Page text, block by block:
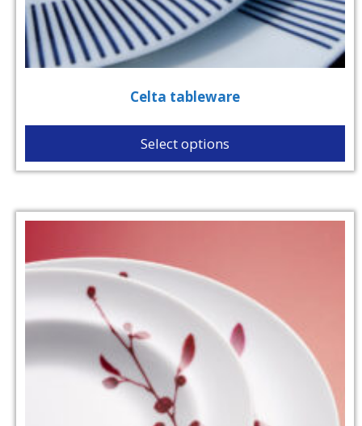
Celta tableware
Select options